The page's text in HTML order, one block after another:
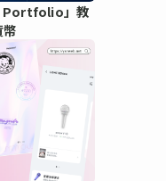
Portfolio」教